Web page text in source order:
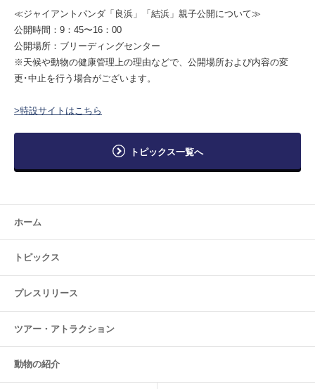
≪ジャイアントパンダ「良浜」「結浜」親子公開について≫
公開時間：9：45〜16：00
公開場所：ブリーディングセンター
※天候や動物の健康管理上の理由などで、公開場所および内容の変
更･中止を行う場合がございます。
>特設サイトはこちら
トピックス一覧へ
ホーム
トピックス
プレスリリース
ツアー・ アトラクション
動物の紹介